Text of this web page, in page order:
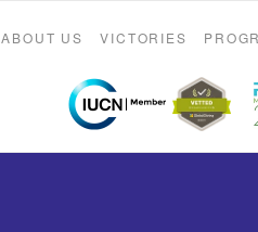
ABOUT US VICTORIES